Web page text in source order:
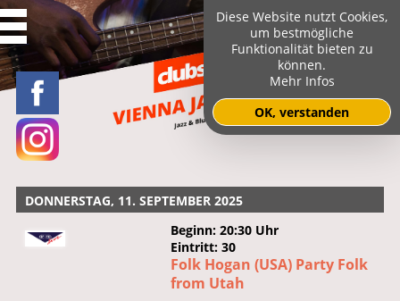
DONNERSTAG, 11. SEPTEMBER 2025
Beginn: 20:30 Uhr
Eintritt: 30
Folk Hogan (USA) Party Folk
from Utah
Diese Website nutzt Cookies,
um bestmögliche
Funktionalität bieten zu
können.
Mehr Infos
OK, verstanden